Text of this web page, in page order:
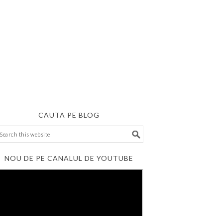
CAUTA PE BLOG
NOU DE PE CANALUL DE YOUTUBE